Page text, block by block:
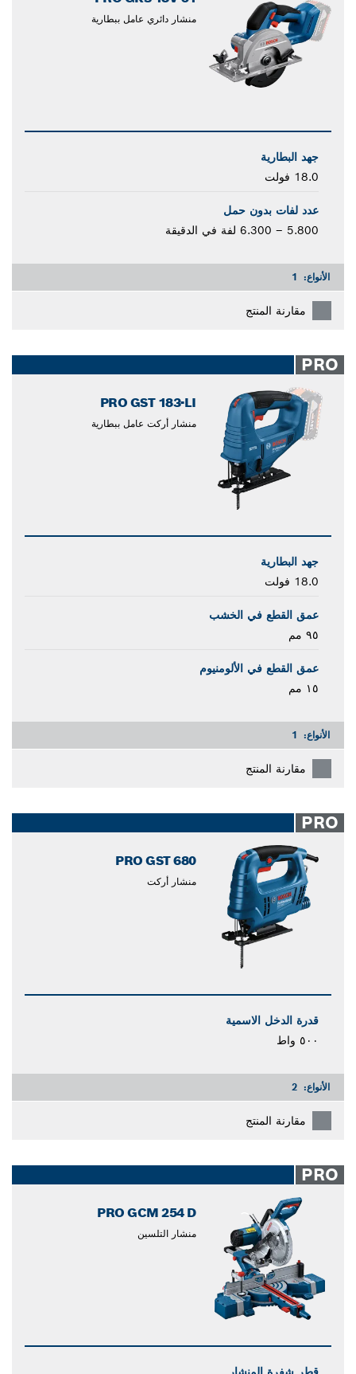
منشار دائري عامل ببطارية
جهد البطارية
18.0 فولت
عدد لفات بدون حمل
5.800 – 6.300 لفة في الدقيقة
الأنواع: 1
مقارنة المنتج
PRO
PRO GST 183-LI
منشار أركت عامل ببطارية
جهد البطارية
18.0 فولت
عمق القطع في الخشب
٩٥ مم
عمق القطع في الألومنيوم
١٥ مم
الأنواع: 1
مقارنة المنتج
PRO
PRO GST 680
منشار أركت
قدرة الدخل الاسمية
٥٠٠ واط
الأنواع: 2
مقارنة المنتج
PRO
PRO GCM 254 D
منشار التلسين